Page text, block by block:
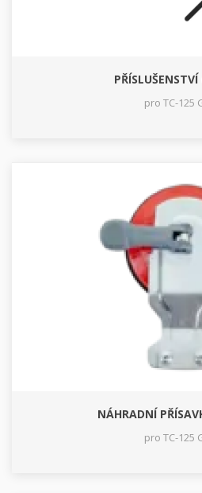
pro TC-125
NÁHRADNÍ
pro TC-125